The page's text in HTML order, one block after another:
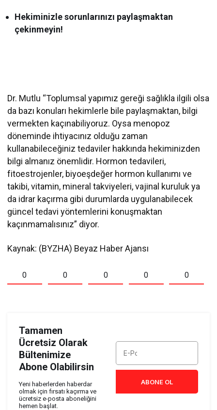
Hekiminizle sorunlarınızı paylaşmaktan
çekinmeyin!
Dr. Mutlu “Toplumsal yapımız gereği sağlıkla ilgili olsa
da bazı konuları hekimlerle bile paylaşmaktan, bilgi
vermekten kaçınabiliyoruz. Oysa menopoz
döneminde ihtiyacınız olduğu zaman
kullanabileceğiniz tedaviler hakkında hekiminizden
bilgi almanız önemlidir. Hormon tedavileri,
fitoestrojenler, biyoeşdeğer hormon kullanımı ve
takibi, vitamin, mineral takviyeleri, vajinal kuruluk ya
da idrar kaçırma gibi durumlarda uygulanabilecek
güncel tedavi yöntemlerini konuşmaktan
kaçınmamalısınız” diyor.
Kaynak: (BYZHA) Beyaz Haber Ajansı
0 0 0 0 0
Tamamen
Ücretsiz Olarak
Bültenimize
Abone Olabilirsin
Yeni haberlerden haberdar
olmak için fırsatı kaçırma ve
ücretsiz e-posta aboneliğini
hemen başlat.
ABONE OL